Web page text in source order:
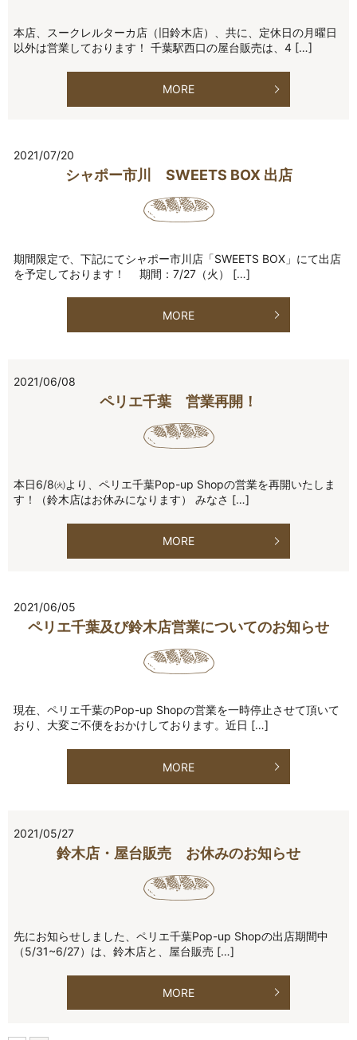
本店、スークレルターカ店（旧鈴木店）、共に、定休日の月曜日
以外は営業しております！ 千葉駅西口の屋台販売は、4 […]
MORE
2021/07/20
シャポー市川 SWEETS BOX 出店
期間限定で、下記にてシャポー市川店「SWEETS BOX」にて出店
を予定しております！ 期間：7/27（火） […]
MORE
2021/06/08
ペリエ千葉 営業再開！
本日6/8㈫より、ペリエ千葉Pop-up Shopの営業を再開いたしま
す！（鈴木店はお休みになります） みなさ […]
MORE
2021/06/05
ペリエ千葉及び鈴木店営業についてのお知らせ
現在、ペリエ千葉のPop-up Shopの営業を一時停止させて頂いて
おり、大変ご不便をおかけしております。近日 […]
MORE
2021/05/27
鈴木店・屋台販売 お休みのお知らせ
先にお知らせしました、ペリエ千葉Pop-up Shopの出店期間中
（5/31~6/27）は、鈴木店と、屋台販売 […]
MORE